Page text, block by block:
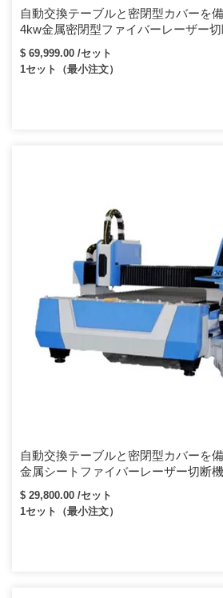
自動交換テーブルと密閉型カバーを
4kw金属密閉型ファイバーレーザー
$ 69,999.00 /セット
1セット（最小注文）
自動交換テーブルと密閉型カバーを
金属シートファイバーレーザー切断
$ 29,800.00 /セット
1セット（最小注文）